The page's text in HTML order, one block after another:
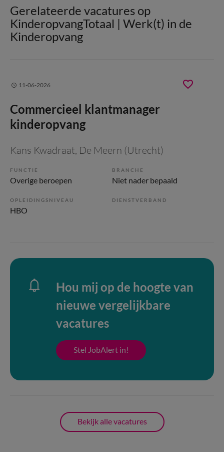
Gerelateerde vacatures op
KinderopvangTotaal | Werk(t) in de
Kinderopvang
11-06-2026
Commercieel klantmanager
kinderopvang
Kans Kwadraat, De Meern (Utrecht)
FUNCTIE
Overige beroepen
BRANCHE
Niet nader bepaald
OPLEIDINGSNIVEAU
HBO
DIENSTVERBAND
Hou mij op de hoogte van
nieuwe vergelijkbare
vacatures
Stel JobAlert in!
Bekijk alle vacatures